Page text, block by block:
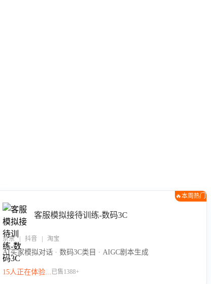
🔥本周热门
客服模拟接待训练-数码3C
京东 | 抖音 | 淘宝
AI买家模拟对话 · 数码3C类目 · AIGC剧本生成
15人正在体验...已售1388+